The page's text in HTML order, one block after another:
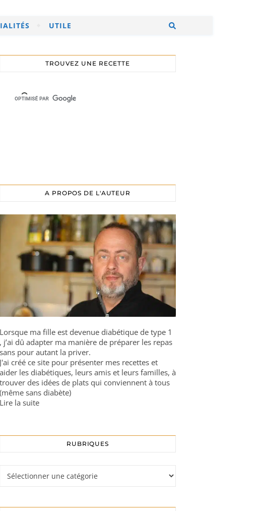
UTILE
TROUVEZ UNE RECETTE
A PROPOS DE L'AUTEUR
Lorsque ma fille est devenue diabétique de type 1
, j’ai dû adapter ma manière de préparer les repas
sans pour autant la priver.
J'ai créé ce site pour présenter mes recettes et
aider les diabétiques, leurs amis et leurs familles, à
trouver des idées de plats qui conviennent à tous
(même sans diabète)
Lire la suite
RUBRIQUES